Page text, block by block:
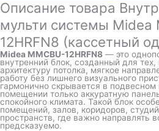
Описание товара
мульти системы Midea
12HRFN8 (кассетный
Midea MMCBU-12HRFN8 — это
внутренний блок, созданный для
архитектуру потолка, мягкое
работу без лишнего визуального
гармонично скрывается в подвесном
помещении только аккуратную
спокойного климата. Такой блок
помещений, залов, коридоров,
пространств, где важно направлять
предсказуемо.